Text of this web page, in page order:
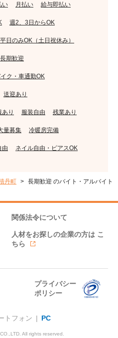
い 月払い 給与即払い
週2、3日からOK
平日のみOK（土日祝休み）
長期歓迎
ク・車通勤OK
送迎あり
あり 服装自由 残業あり
量募集 冷暖房完備
由 ネイル自由・ピアスOK
丹町
長期歓迎 のバイト・アルバイト
関係法令について
人材をお探しの企業の方は こ
ちら
プライバシー
ポリシー
トフォン | PC
All rights reserved.